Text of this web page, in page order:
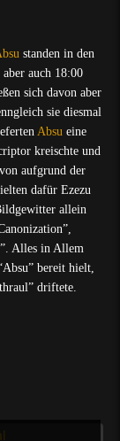
standen in den
auch 18:00
sich davon aber
sie diesmal
Absu eine
kreischte und
aufgrund der
dafür Ezezu
allein
Alles in Allem
bereit hielt,
driftete.